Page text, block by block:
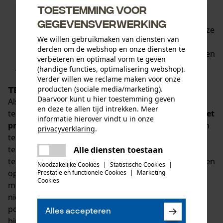
huid en kledingwerkt vier tot acht uur. De
ingrediënten, die onschadelijk zijn voor de mens,
blokkeren het lokalisatiesysteem van teken, zodat ze
de mens niet meer als potentiële gastheer
herkennen. De compacte tekenspray past ook in een
jaszak en is daaromideaal voor onderweg.
Teken gemakkelijk en veilig verwijderen
Als u ondanks alle voorzorgsmaatregelen toch een
tekenbeet hebt, kunt u de teekveilig verwijderen met
praktische hulpmiddelen
: ofwel met behulp van een
tekentang ofwel als alternatief met een kunststof
tekenkaart. Zowel de tekentang als de
tekenverwijderkaart kunnen ruimtebesparend worden
opgeborgen en kunnen dus altijd worden
meegenomen. Nog een voordeel: de teken worden
niet geplet tijdens het verwijderen en het risico dat
potentieel gevaarlijke ziekteverwekkers
Toestemming voor
gegevensverwerking
We willen gebruikmaken van diensten van
derden om de webshop en onze diensten te
verbeteren en optimaal vorm te geven
(handige functies, optimalisering webshop).
Verder willen we reclame maken voor onze
producten (sociale media/marketing).
Daarvoor kunt u hier toestemming geven
en deze te allen tijd intrekken. Meer
informatie hierover vindt u in onze
privacyverklaring.
Alle diensten toestaan
Noodzakelijke Cookies | Statistische Cookies |
Prestatie en functionele Cookies |
Marketing
Cookies
Alles accepteren
Er is een fout opgetreden. Gelieve
het opnieuw te proberen.
delen
mail